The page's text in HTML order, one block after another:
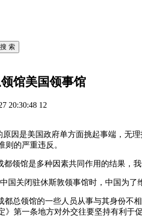
搜 索
馆美国领事馆
20:30:48 12
原因是美国政府单方面挑起事端，无
则的严重违反。
都领馆是多种因素共同作用的结果，
国关闭驻休斯敦领事馆时，中国为
都总领馆的一些人员从事与其身份
》第一条地方对外交往要坚持有利于